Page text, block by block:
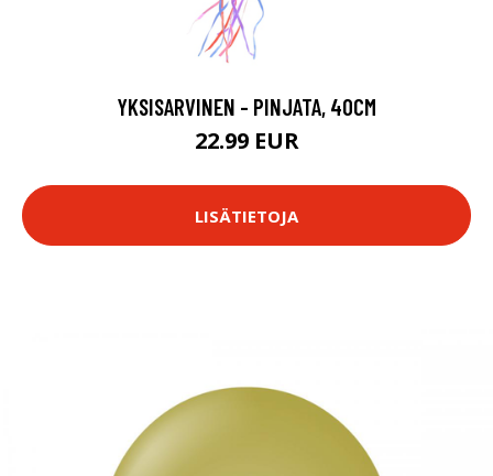
YKSISARVINEN - PINJATA, 40CM
22.99 EUR
LISÄTIETOJA